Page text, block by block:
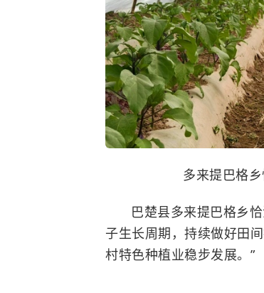
多来提巴格
巴楚县多来提巴格乡
子生长周期，持续做好田
村特色种植业稳步发展。”